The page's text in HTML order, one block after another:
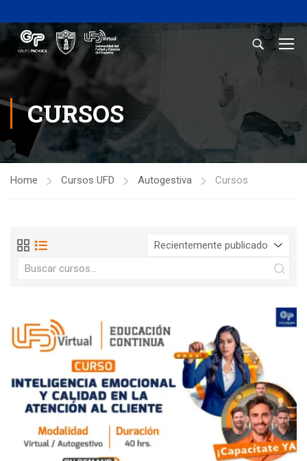
CURSOS
Home Cursos UFD Autogestiva Cursos